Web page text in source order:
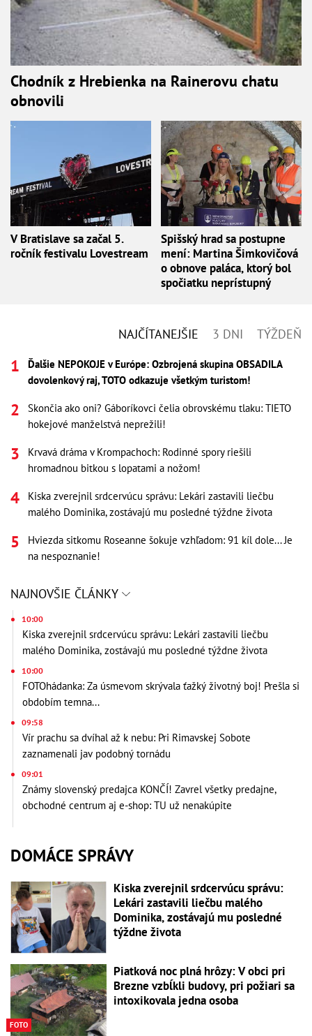
Chodník z Hrebienka na Rainerovu chatu
obnovili
V Bratislave sa začal 5.
ročník festivalu Lovestream
Spišský hrad sa postupne
mení: Martina Šimkovičová
o obnove paláca, ktorý bol
spočiatku neprístupný
NAJČÍTANEJŠIE 3 DNI TÝŽDEŇ
Ďalšie NEPOKOJE v Európe: Ozbrojená skupina OBSADILA
dovolenkový raj, TOTO odkazuje všetkým turistom!
Skončia ako oni? Gáboríkovci čelia obrovskému tlaku: TIETO
hokejové manželstvá neprežili!
Krvavá dráma v Krompachoch: Rodinné spory riešili
hromadnou bitkou s lopatami a nožom!
Kiska zverejnil srdcervúcu správu: Lekári zastavili liečbu
malého Dominika, zostávajú mu posledné týždne života
Hviezda sitkomu Roseanne šokuje vzhľadom: 91 kíl dole... Je
na nespoznanie!
NAJNOVŠIE ČLÁNKY
10:00
Kiska zverejnil srdcervúcu správu: Lekári zastavili liečbu
malého Dominika, zostávajú mu posledné týždne života
10:00
FOTOhádanka: Za úsmevom skrývala ťažký životný boj! Prešla si
obdobím temna...
09:58
Vír prachu sa dvíhal až k nebu: Pri Rimavskej Sobote
zaznamenali jav podobný tornádu
09:01
Známy slovenský predajca KONČÍ! Zavrel všetky predajne,
obchodné centrum aj e-shop: TU už nenakúpite
DOMÁCE SPRÁVY
Kiska zverejnil srdcervúcu správu:
Lekári zastavili liečbu malého
Dominika, zostávajú mu posledné
týždne života
FOTO
Piatková noc plná hrôzy: V obci pri
Brezne vzbĺkli budovy, pri požiari sa
intoxikovala jedna osoba